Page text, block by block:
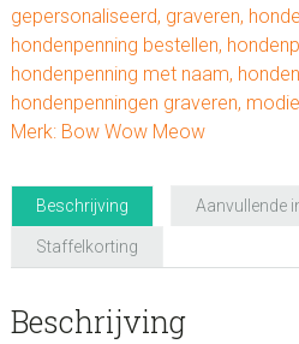
gepersonaliseerd, graveren,
hondenpenning bestellen,
hondenpenning met naam,
hondenpenningen graveren,
Merk: Bow Wow Meow
Beschrijving Aanvullende
Staffelkorting
Beschrijving